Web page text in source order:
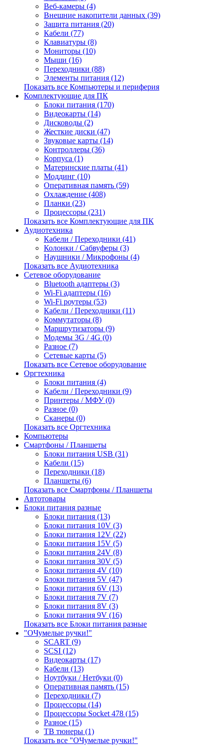
Веб-камеры (4)
Внешние накопители данных (39)
Защита питания (20)
Кабели (77)
Клавиатуры (8)
Мониторы (10)
Мыши (16)
Переходники (88)
Элементы питания (12)
Показать все Компьютеры и периферия
Комплектующие для ПК
Блоки питания (170)
Видеокарты (14)
Дисководы (2)
Жесткие диски (47)
Звуковые карты (14)
Контроллеры (36)
Корпуса (1)
Материнские платы (41)
Моддинг (10)
Оперативная память (59)
Охлаждение (408)
Планки (23)
Процессоры (231)
Показать все Комплектующие для ПК
Аудиотехника
Кабели / Переходники (41)
Колонки / Сабвуферы (3)
Наушники / Микрофоны (4)
Показать все Аудиотехника
Сетевое оборудование
Bluetooth адаптеры (3)
Wi-Fi адаптеры (16)
Wi-Fi роутеры (53)
Кабели / Переходники (11)
Коммутаторы (8)
Маршрутизаторы (9)
Модемы 3G / 4G (0)
Разное (7)
Сетевые карты (5)
Показать все Сетевое оборудование
Оргтехника
Блоки питания (4)
Кабели / Переходники (9)
Принтеры / МФУ (0)
Разное (0)
Сканеры (0)
Показать все Оргтехника
Компьютеры
Смартфоны / Планшеты
Блоки питания USB (31)
Кабели (15)
Переходники (18)
Планшеты (6)
Показать все Смартфоны / Планшеты
Автотовары
Блоки питания разные
Блоки питания (13)
Блоки питания 10V (3)
Блоки питания 12V (22)
Блоки питания 15V (5)
Блоки питания 24V (8)
Блоки питания 30V (5)
Блоки питания 4V (10)
Блоки питания 5V (47)
Блоки питания 6V (13)
Блоки питания 7V (7)
Блоки питания 8V (3)
Блоки питания 9V (16)
Показать все Блоки питания разные
"ОЧумелые ручки!"
SCART (9)
SCSI (12)
Видеокарты (17)
Кабели (13)
Ноутбуки / Нетбуки (0)
Оперативная память (15)
Переходники (7)
Процессоры (14)
Процессоры Socket 478 (15)
Разное (15)
ТВ тюнеры (1)
Показать все "ОЧумелые ручки!"